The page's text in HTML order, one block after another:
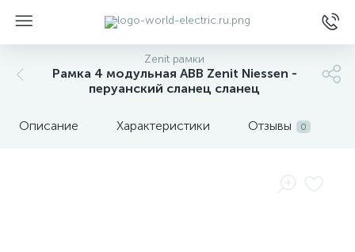
Zenit рамки
Рамка 4 модульная ABB Zenit Niessen -
перуанский сланец сланец
Описание Характеристики Отзывы 0